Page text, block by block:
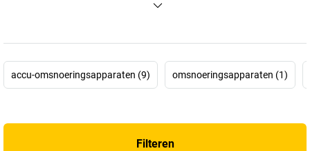
spanapparaat tot omsnoeringsgereedschap met oplaadbare
accu-omsnoeringsapparaten (9) omsnoeringsapparaten (1)
Filteren